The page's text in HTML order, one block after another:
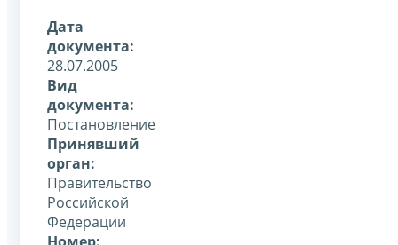
Дата
документа:
28.07.2005
Вид
документа:
Постановление
Принявший
орган:
Правительство
Российской
Федерации
Номер: